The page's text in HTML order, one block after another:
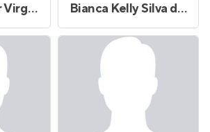
Antonia Aglair Virginio dos Santos Bianca Kelly Silva de Oliveira